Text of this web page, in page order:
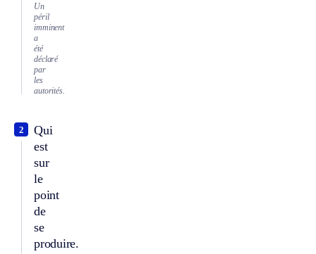
Un
péril
imminent
a
été
déclaré
par
les
autorités.
Qui
est
sur
le
point
de
se
produire.
2